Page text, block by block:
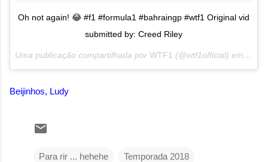
Oh not again! 😂 #f1 #formula1 #bahraingp #wtf1 Original vid
submitted by: Creed Riley
Uma publicação compartilhada por WTF1 (@wtf1official) em 3 de
Beijinhos, Ludy
Para rir ... hehehe Temporada 2018